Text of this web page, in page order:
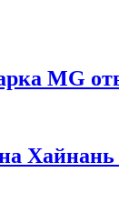
MG
Хайнань